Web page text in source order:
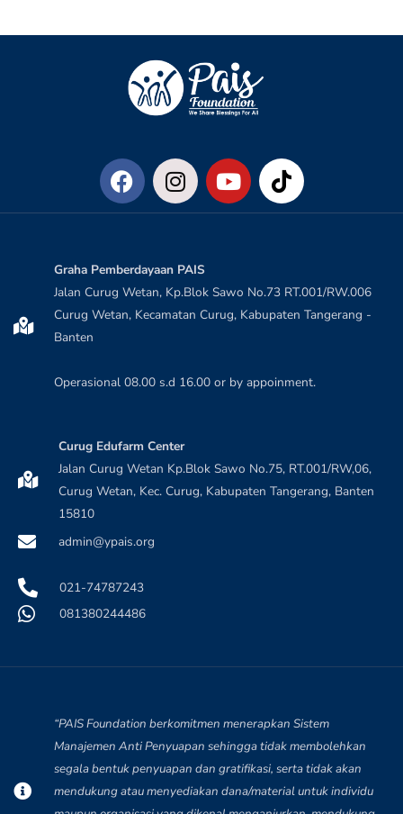
Graha Pemberdayaan PAIS
Jalan Curug Wetan, Kp.Blok Sawo No.73 RT.001/RW.006
Curug Wetan, Kecamatan Curug, Kabupaten Tangerang -
Banten
Operasional 08.00 s.d 16.00 or by appoinment.
Curug Edufarm Center
Jalan Curug Wetan Kp.Blok Sawo No.75, RT.001/RW,06,
Curug Wetan, Kec. Curug, Kabupaten Tangerang, Banten
15810
admin@ypais.org
021-74787243
081380244486
“PAIS Foundation berkomitmen menerapkan Sistem
Manajemen Anti Penyuapan sehingga tidak membolehkan
segala bentuk penyuapan dan gratifikasi, serta tidak akan
mendukung atau menyediakan dana/material untuk individu